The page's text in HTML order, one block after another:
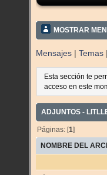
MOSTRAR
Mensajes | Temas |
Esta sección te
acceso en este
ADJUNTOS -
Páginas: [1]
NOMBRE DEL